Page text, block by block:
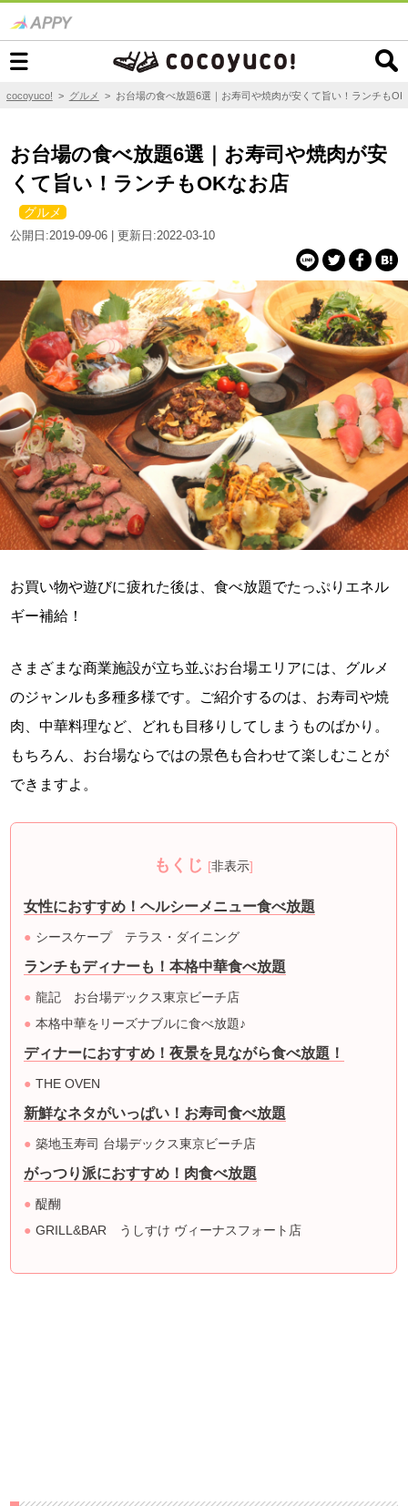
cocoyuco! > グルメ > お台場の食べ放題6選｜お寿司や焼肉が安くて旨い！ランチも
お台場の食べ放題6選｜お寿司や焼肉が安
くて旨い！ランチもOKなお店
グルメ
公開日:2019-09-06 | 更新日:2022-03-10
お買い物や遊びに疲れた後は、食べ放題でたっぷりエネル
ギー補給！
さまざまな商業施設が立ち並ぶお台場エリアには、グルメ
のジャンルも多種多様です。ご紹介するのは、お寿司や焼
肉、中華料理など、どれも目移りしてしまうものばかり。
もちろん、お台場ならではの景色も合わせて楽しむことが
できますよ。
もくじ [非表示]
女性におすすめ！ヘルシーメニュー食べ放題
シースケープ テラス・ダイニング
ランチもディナーも！本格中華食べ放題
龍記 お台場デックス東京ビーチ店
本格中華をリーズナブルに食べ放題♪
ディナーにおすすめ！夜景を見ながら食べ放題！
THE OVEN
新鮮なネタがいっぱい！お寿司食べ放題
築地玉寿司 台場デックス東京ビーチ店
がっつり派におすすめ！肉食べ放題
醍醐
GRILL&BAR うしすけ ヴィーナスフォート店